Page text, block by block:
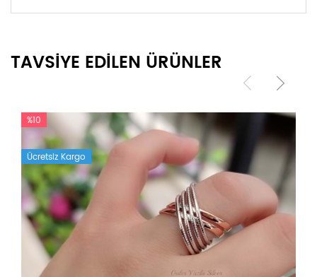
TAVSİYE EDİLEN ÜRÜNLER
%10
Ücretsiz Kargo